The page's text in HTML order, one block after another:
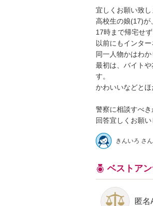
宜しくお願い致し
高校生の娘(17)が
17時まで帰宅せ
以前にもインタ
同一人物かはわか
最初は、バイト
す。
かわいいなどと
警察に相談すべき
回答宜しくお願い
きんいろ さん
ベストア
匿名